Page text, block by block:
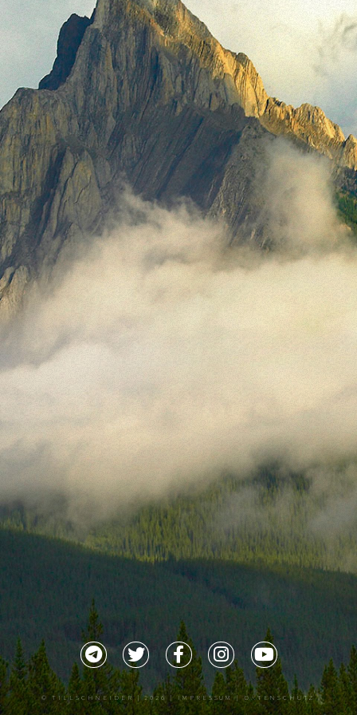
©TILLSCHNEIDER | 2026 |IMPRESSUM |DATENSCHUTZ